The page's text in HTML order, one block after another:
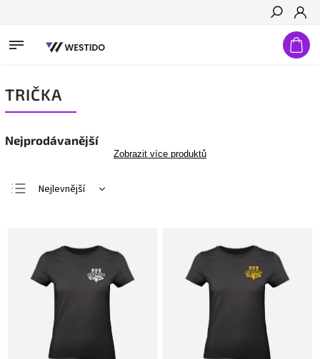
Hledat
TRIČKA
Nejprodávanější
Zobrazit více produktů
Nejlevnější
Abecedně